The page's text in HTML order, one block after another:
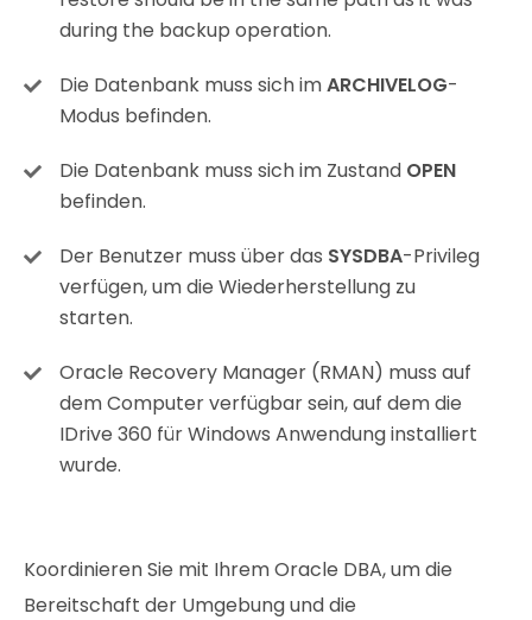
during the backup operation.
Die Datenbank muss sich imARCHIVELOG-
Modus befinden.
Die Datenbank muss sich im Zustand OPEN
befinden.
Der Benutzer muss über das SYSDBA-Privileg
verfügen, um die Wiederherstellung zu
starten.
Oracle Recovery Manager (RMAN) muss auf
dem Computer verfügbar sein, auf dem die
IDrive 360 für Windows Anwendung installiert
wurde.
Koordinieren Sie mit Ihrem Oracle DBA, um die
Bereitschaft der Umgebung und die